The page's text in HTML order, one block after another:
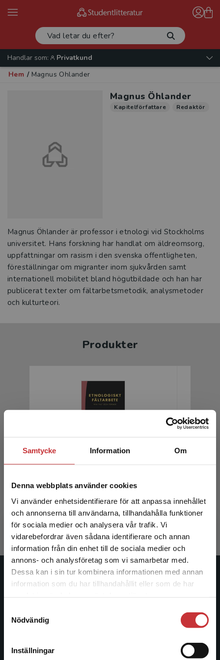
Samtycke Information Om
Denna webbplats använder cookies
Vi använder enhetsidentifierare för att anpassa innehållet
och annonserna till användarna, tillhandahålla funktioner
för sociala medier och analysera vår trafik. Vi
vidarebefordrar även sådana identifierare och annan
information från din enhet till de sociala medier och
annons- och analysföretag som vi samarbetar med.
Dessa kan i sin tur kombinera informationen med annan
information som du har tillhandahållit eller som de har
Nödvändig
Inställningar
Begränsad fraktregion
Det verkar som att du besöker
studentlitteratur.se via en enhet utanför Sverige.
Vi erbjuder inte leveranser utanför Sverige. För
att kunna slutföra ett köp måste
Handlar som:
Privatkund
Hem / Magnus Öhlander
Magnus Öhlander
Kapitelförfattare Redaktör
Magnus Öhlander är professor i etnologi vid Stockholms
universitet. Hans forskning har handlat om äldreomsorg,
uppfattningar om rasism i den svenska offentligheten,
föreställningar om migranter inom sjukvården samt
internationell mobilitet bland högutbildade och han har
publicerat texter om fältarbetsmetodik, analysmetoder
och kulturteori.
Produkter
Etnologiskt fältarbete
Silow Kallenberg, Kim m.fl. (red.)
365 krinkl. moms
Exkl. moms: 344 kr
226 kr
Studentlitteratur
ledande utbildningsförlag. Med läromedel, kurslitteratur,
facklitteratur, utbildningar och digitala
längs hela kunskapsresan.